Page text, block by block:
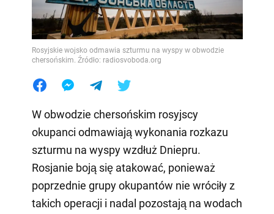
Rosyjskie wojsko odmawia szturmu na wyspy w obwodzie
chersońskim. Źródło: radiosvoboda.org
W obwodzie chersońskim rosyjscy
okupanci odmawiają wykonania rozkazu
szturmu na wyspy wzdłuż Dniepru.
Rosjanie boją się atakować, ponieważ
poprzednie grupy okupantów nie wróciły z
takich operacji i nadal pozostają na wodach